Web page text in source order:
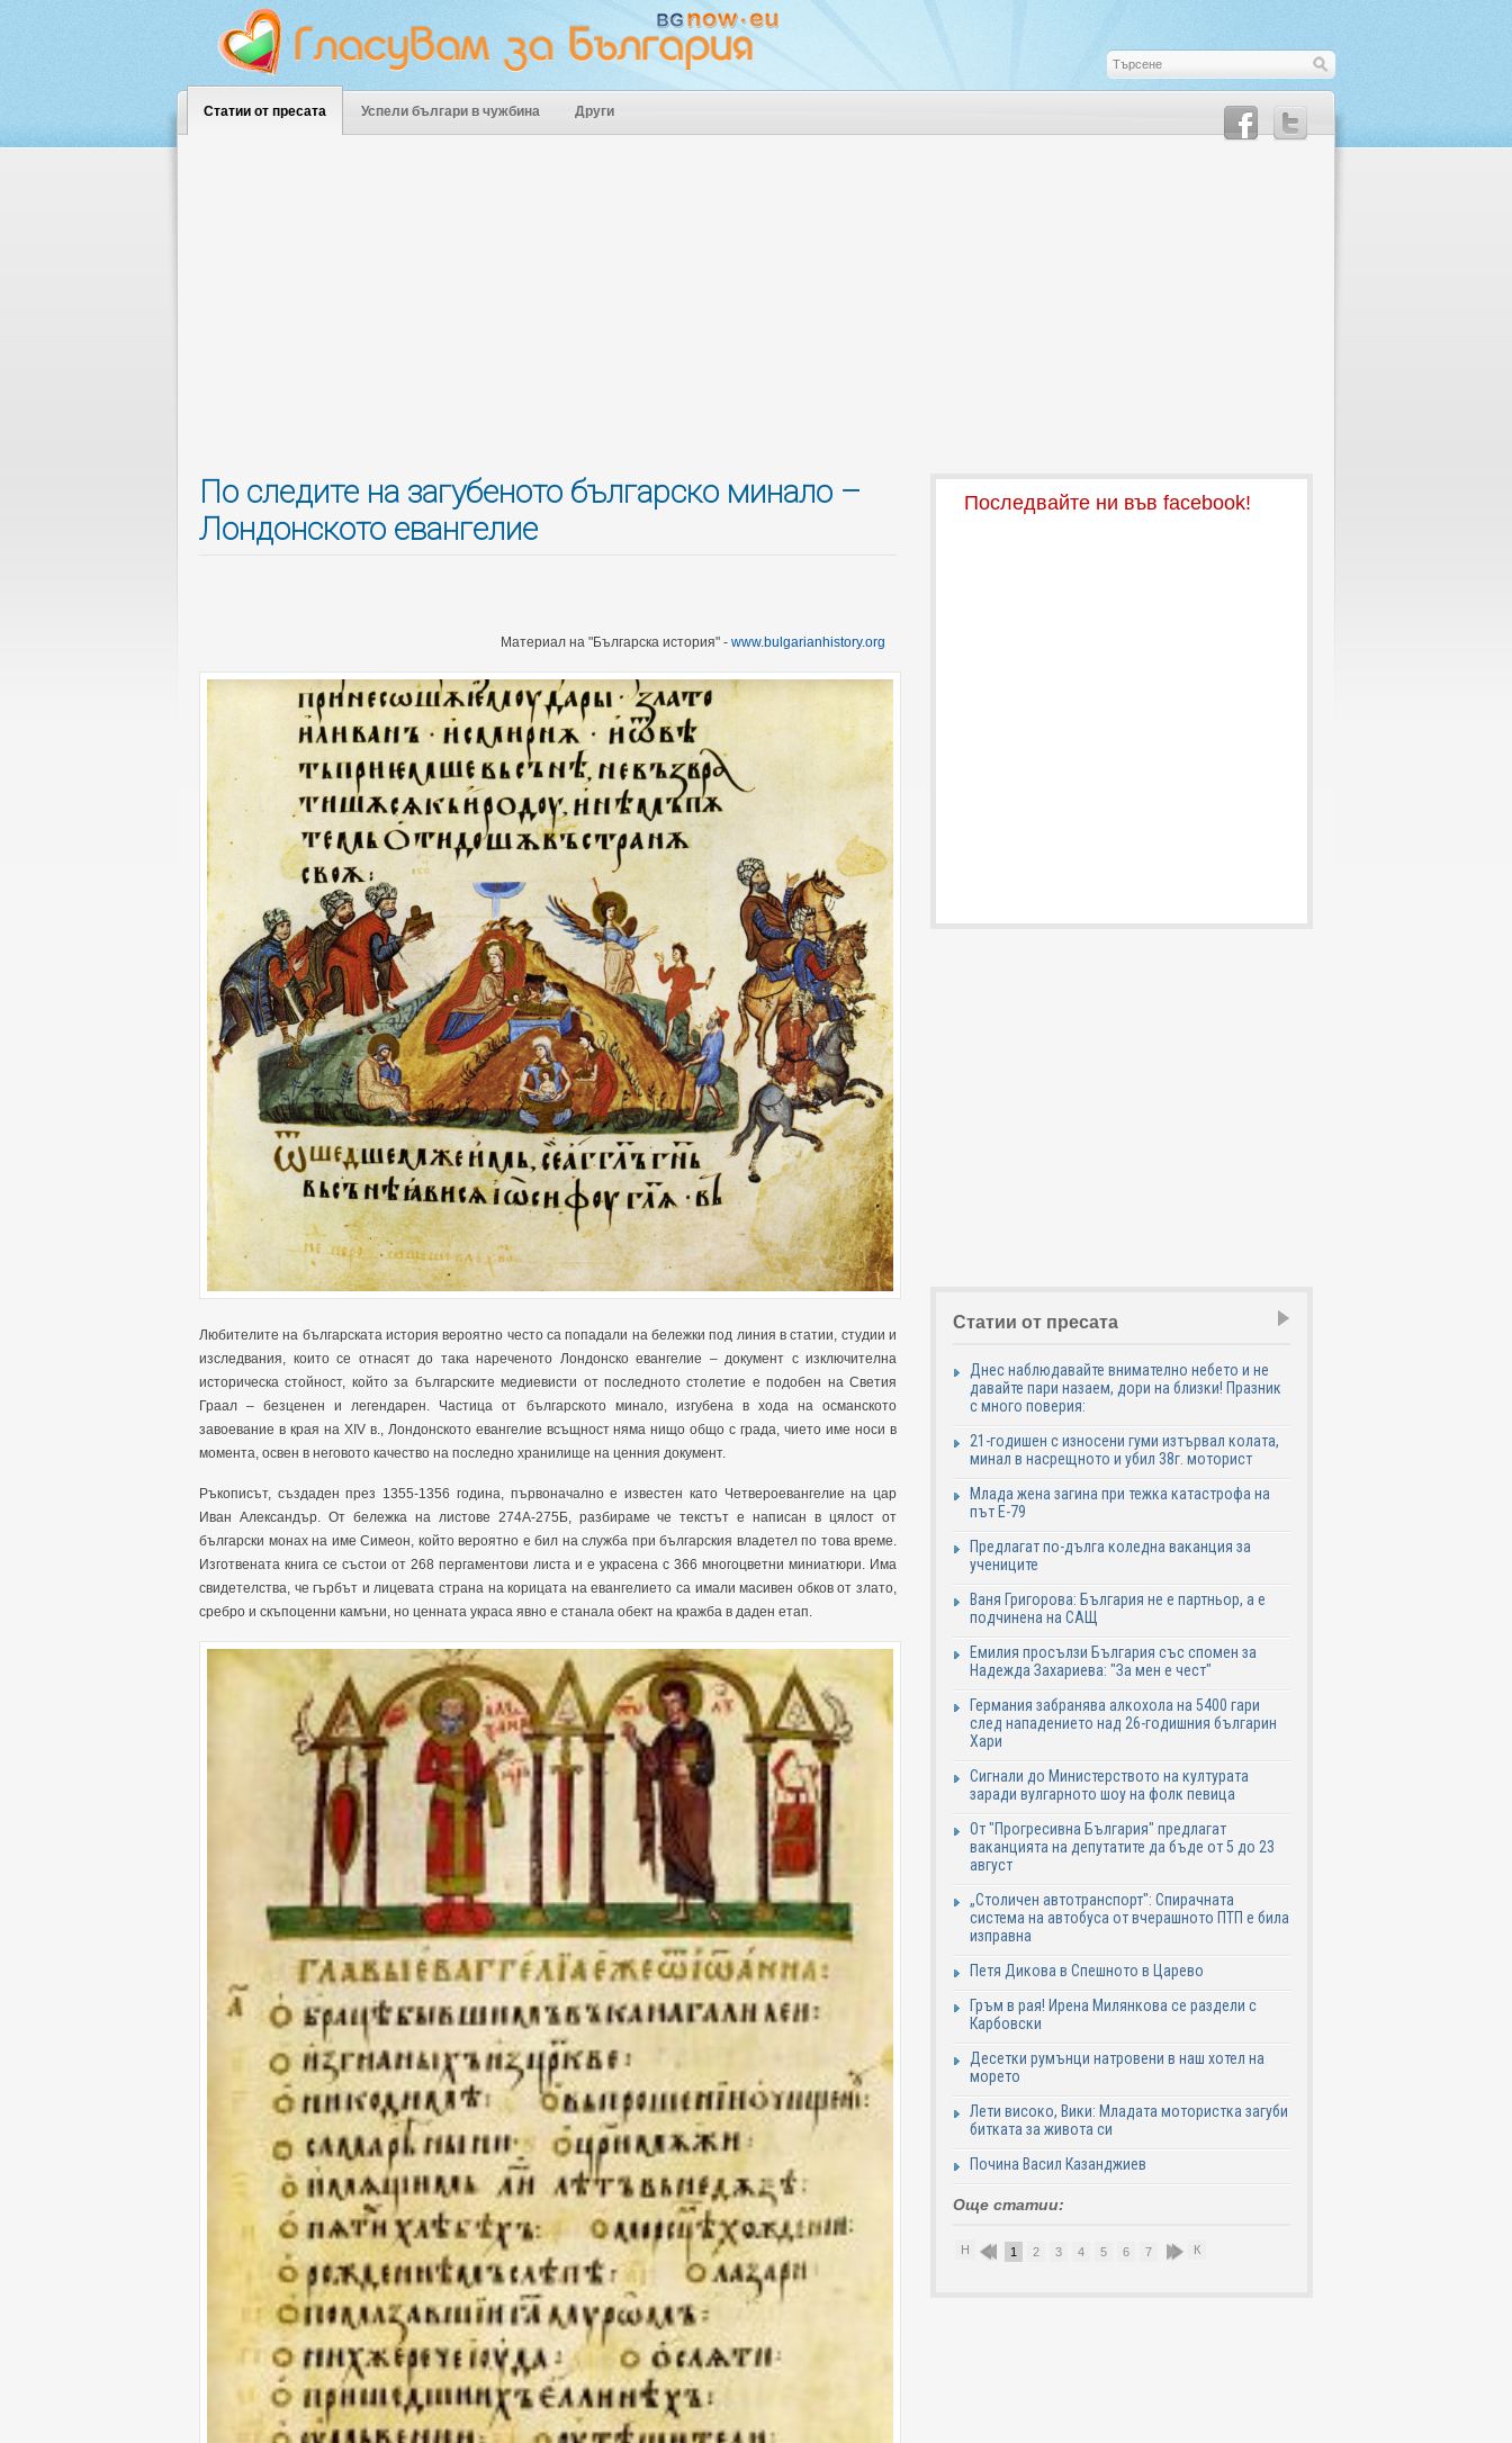
Статии от пресата Успели българи в чужбина Други
По следите на загубеното българско минало –
Лондонското евангелие
Материал на "Българска история" - www.bulgarianhistory.org
Любителите на българската история вероятно често са попадали на бележки под линия в статии, студии и
изследвания, които се отнасят до така нареченото Лондонско евангелие – документ с изключителна
историческа стойност, който за българските медиевисти от последното столетие е подобен на Светия
Граал – безценен и легендарен. Частица от българското минало, изгубена в хода на османското
завоевание в края на XIV в., Лондонското евангелие всъщност няма нищо общо с града, чието име носи в
момента, освен в неговото качество на последно хранилище на ценния документ.
Ръкописът, създаден през 1355-1356 година, първоначално е известен като Четвероевангелие на цар
Иван Александър. От бележка на листове 274А-275Б, разбираме че текстът е написан в цялост от
български монах на име Симеон, който вероятно е бил на служба при българския владетел по това време.
Изготвената книга се състои от 268 пергаментови листа и е украсена с 366 многоцветни миниатюри. Има
свидетелства, че гърбът и лицевата страна на корицата на евангелието са имали масивен обков от злато,
сребро и скъпоценни камъни, но ценната украса явно е станала обект на кражба в даден етап.
Последвайте ни във facebook!
Статии от пресата
Днес наблюдавайте внимателно небето и не
давайте пари назаем, дори на близки! Празник
с много поверия:
21-годишен с износени гуми изтървал колата,
минал в насрещното и убил 38г. моторист
Млада жена загина при тежка катастрофа на
път Е-79
Предлагат по-дълга коледна ваканция за
учениците
Ваня Григорова: България не е партньор, а е
подчинена на САЩ
Емилия просълзи България със спомен за
Надежда Захариева: "За мен е чест"
Германия забранява алкохола на 5400 гари
след нападението над 26-годишния българин
Хари
Сигнали до Министерството на културата
заради вулгарното шоу на фолк певица
От "Прогресивна България" предлагат
ваканцията на депутатите да бъде от 5 до 23
август
„Столичен автотранспорт": Спирачната
система на автобуса от вчерашното ПТП е била
изправна
Петя Дикова в Спешното в Царево
Гръм в рая! Ирена Милянкова се раздели с
Карбовски
Десетки румънци натровени в наш хотел на
морето
Лети високо, Вики: Младата мотористка загуби
битката за живота си
Почина Васил Казанджиев
Още статии:
Н 1 2 3 4 5 6 7 8 9К